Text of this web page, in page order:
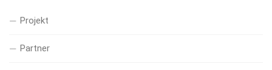
Projekt
Partner